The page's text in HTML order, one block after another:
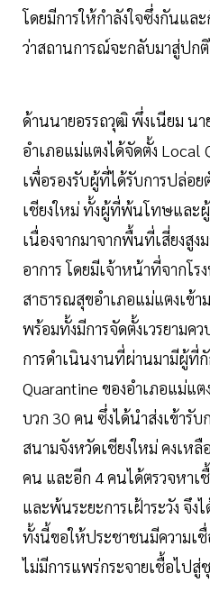
โดยมีการให้กำลังใจซึ่งกันแล
ว่าสถานการณ์จะกลับมาสู่ปกติ
ด้านนายอรรถวุฒิ พึ่งเนียม นา
อำเภอแม่แตงได้จัดตั้ง Local
เพื่อรองรับผู้ที่ได้รับการปล่อย
เชียงใหม่ ทั้งผู้ที่พ้นโทษและ
เนื่องจากมาจากพื้นที่เสี่ยงสูง
อาการ โดยมีเจ้าหน้าที่จากโ
สาธารณสุขอำเภอแม่แตงเข้
พร้อมทั้งมีการจัดตั้งเวรยามค
การดำเนินงานที่ผ่านมามีผู้ที่
Quarantine ของอำเภอแม่แ
บวก 30 คน ซึ่งได้นำส่งเข้ารั
สนามจังหวัดเชียงใหม่ คงเห
คน และอีก 4 คนได้ตรวจหาเ
และพ้นระยะการเฝ้าระวัง จึ
ทั้งนี้ขอให้ประชาชนมีความเ
ไม่มีการแพร่กระจายเชื้อไปสู่